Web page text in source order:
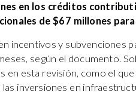
en los créditos
de $67 millones
incentivos y subvenciones
según el documento.
esta revisión, como el que
inversiones en